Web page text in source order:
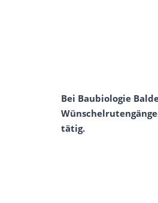
Bei Baubiologie
tätig.